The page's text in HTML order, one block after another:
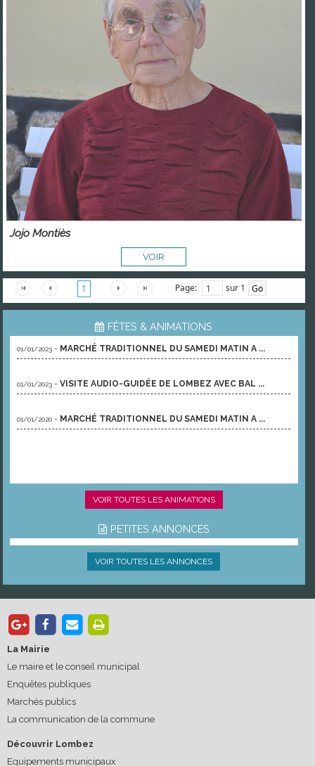
Jojo Montiès
VOIR
1 Page: sur 1
FÊTES & ANIMATIONS
01/01/2023 - MARCHÉ TRADITIONNEL DU SAMEDI MATIN A ...
01/01/2023 -VISITE AUDIO-GUIDÉE DE LOMBEZ AVEC BAL ...
01/01/2020 - MARCHÉ TRADITIONNEL DU SAMEDI MATIN A ...
VOIR TOUTES LES ANIMATIONS
PETITES ANNONCES
VOIR TOUTES LES ANNONCES
La Mairie
Le maire et le conseil municipal
Enquêtes publiques
Marchés publics
La communication de la commune
Découvrir Lombez
Equipements municipaux